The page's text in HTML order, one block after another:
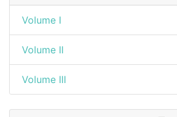
Volume I
Volume II
Volume III